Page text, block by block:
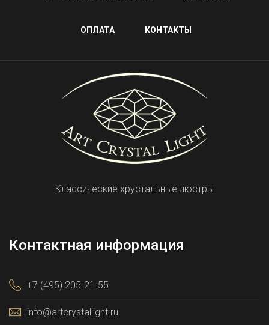
ОПЛАТА КОНТАКТЫ
Классические хрустальные люстры
Контактная информация
+7 (495) 205-21-55
info@artcrystallight.ru